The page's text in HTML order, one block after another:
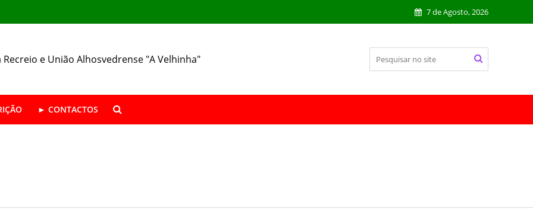
7 de Agosto, 2026
e União Alhosvedrense "A Velhinha"
► CONTACTOS